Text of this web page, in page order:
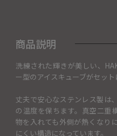
商品説明
洗練された輝きが美しい、
ー型のアイスキューブがセット
丈夫で安心なステンレス製は
の温度を保ちます。真空二重
物を入れても外側が熱くなり
にくい構造になっています。